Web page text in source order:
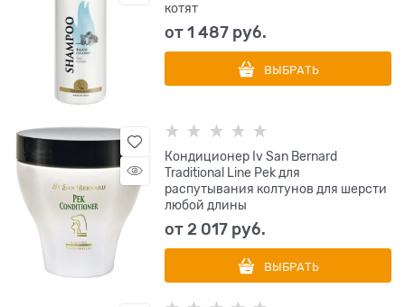
котят
от1 487 руб.
ВЫБРАТЬ
Кондиционер Iv San Bernard
Traditional Line Pek для
распутывания колтунов для шерсти
любой длины
от2 017 руб.
ВЫБРАТЬ